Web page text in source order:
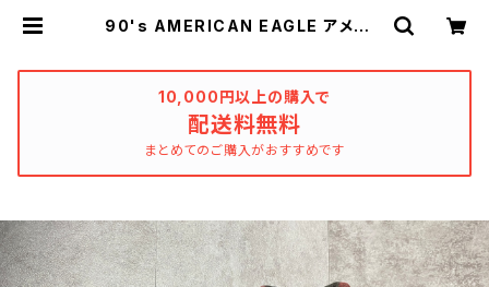
90's AMERICAN EAGLE アメリカ
ed_clothing_katharsis
10,000円以上の購入で
配送料無料
まとめてのご購入がおすすめです